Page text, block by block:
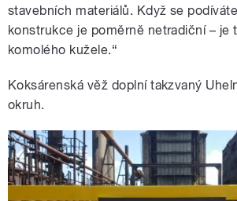
stavebních materiálů. Když se
konstrukce je poměrně netradiční – je
komolého kužele.“
Koksárenská věž doplní takzvaný
okruh.